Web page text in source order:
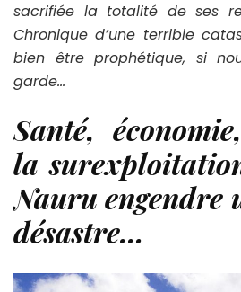
sacrifiée la totalité de ses
Chronique d’une terrible
bien être prophétique, si
garde…
Santé,
la
Nauru engendre
désastre…